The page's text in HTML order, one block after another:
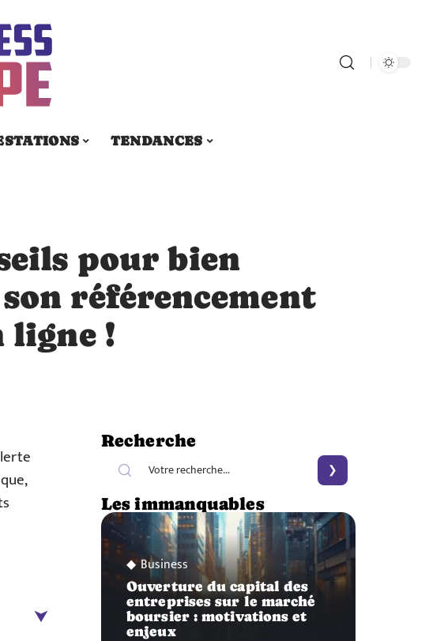
TENDANCES
pour bien
référencement
ligne !
Recherche
Les immanquables
Business
Ouverture du capital des
entreprises sur le marché
boursier : motivations et
enjeux